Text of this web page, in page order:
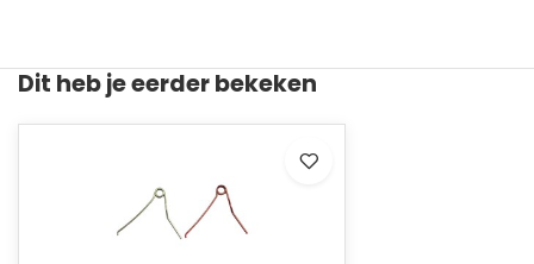
Dit heb je eerder bekeken